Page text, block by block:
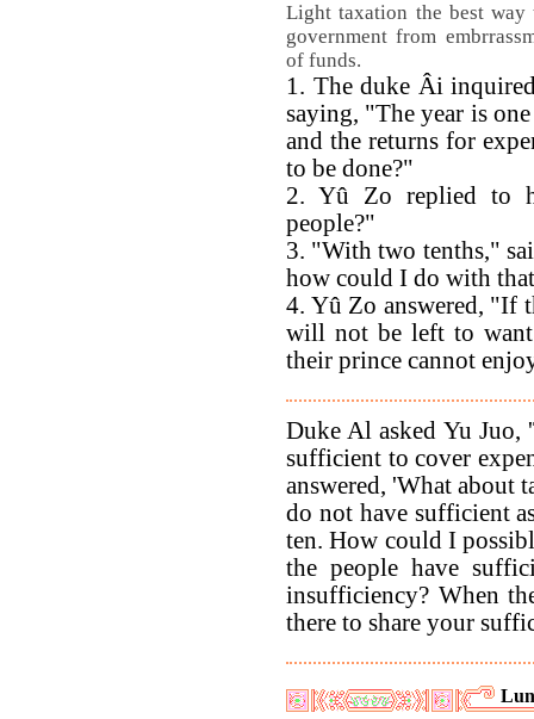
Light taxation the best way
government from
of funds.
1. The duke Âi
saying, "The year is
and the returns for
to be done?"
2. Yû Zo replied to
people?"
3. "With two tenths,"
how could I do with
4. Yû Zo answered, "If
will not be left to
their prince cannot
Duke Al asked Yu Juo,
sufficient to cover
answered, 'What about
do not have sufficient
ten. How could I
the people have
insufficiency? When
there to share your